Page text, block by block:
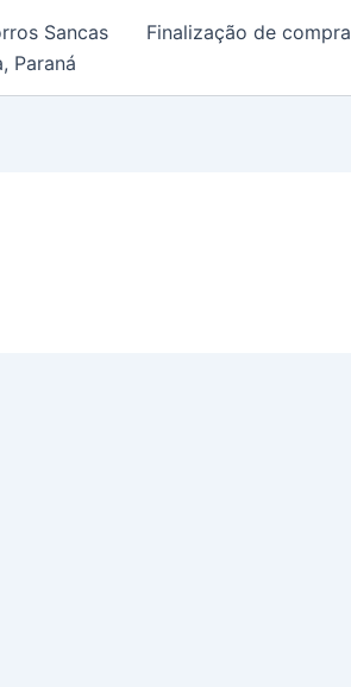
Sancas Finalização de compra
Paraná